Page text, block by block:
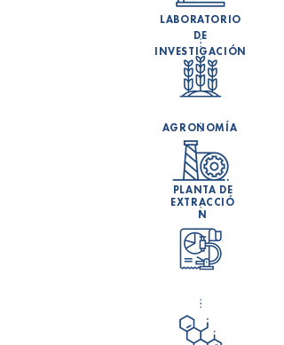
LABORATORIO
DE
INVESTIGACIÓN
AGRONOMÍA
PLANTA DE
EXTRACCIÓ
N